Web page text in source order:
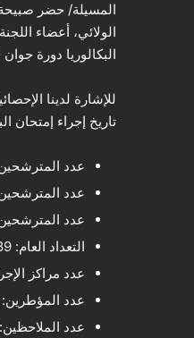
الولائي، أعضاء
البكالوريا دورة جوان 2023 من متوسطة أول نوفمبر بالمسيلة.
تاريخ إجراء إمتحان البكالوريا من 11
عدد المترشحين
عدد المترشحين
عدد المترشحين من ذوي
التعداد العام: 23189.
عدد مراكز
عدد المؤطرين: 1509.
عدد الملاحظين: 66.